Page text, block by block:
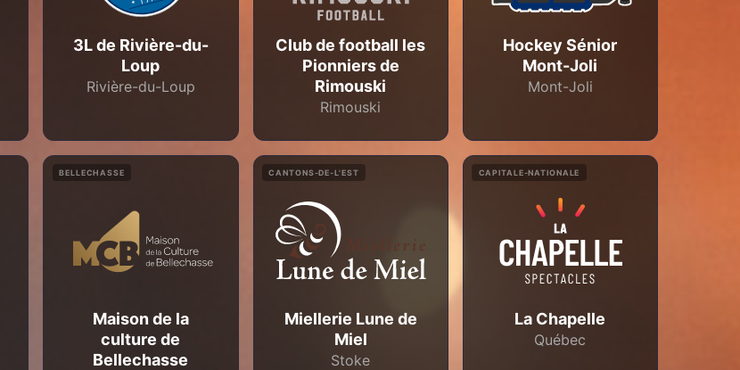
3L de Rivière-du-
Loup
Rivière-du-Loup
Club de football les
Pionniers de
Rimouski
Rimouski
Hockey Sénior
Mont-Joli
Mont-Joli
BELLECHASSE
Maison de la
culture de
Bellechasse
CANTONS-DE-L'EST
Miellerie Lune de
Miel
Stoke
CAPITALE-NATIONALE
La Chapelle
Québec